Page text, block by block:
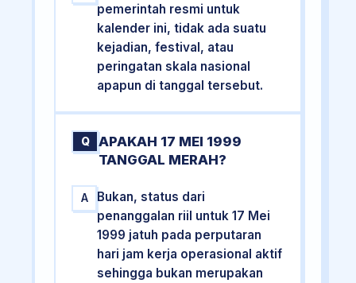
pemerintah resmi untuk
kalender ini, tidak ada suatu
kejadian, festival, atau
peringatan skala nasional
apapun di tanggal tersebut.
Q
APAKAH 17 MEI 1999
TANGGAL MERAH?
A
Bukan, status dari
penanggalan riil untuk 17 Mei
1999 jatuh pada perputaran
hari jam kerja operasional aktif
sehingga bukan merupakan